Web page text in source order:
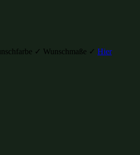
✓ Wunschmaße ✓ Hier